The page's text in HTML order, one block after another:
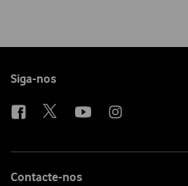
Follow
Siga-nos
Contacte-nos